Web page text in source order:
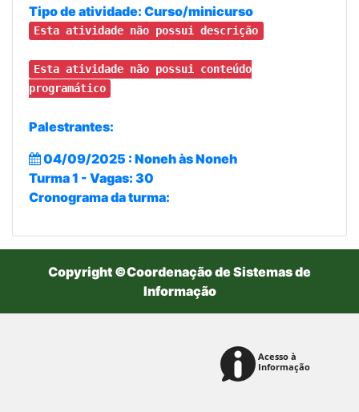
Tipo de atividade: Curso/minicurso
Esta atividade não possui descrição
Esta atividade não possui conteúdo
programático
Palestrantes:
04/09/2025 : Noneh às Noneh
Turma 1 - Vagas: 30
Cronograma da turma:
Copyright ©Coordenação de Sistemas de
Informação